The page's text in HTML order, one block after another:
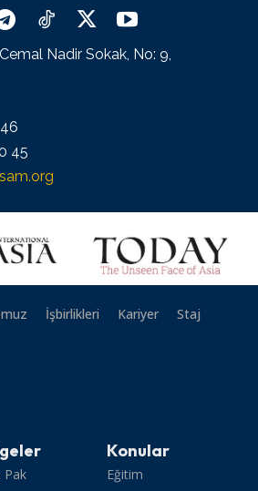
Nadir Sokak, No: 9,
45
İşbirlikleri Kariyer
Staj
Pak
Konular
Eğitim